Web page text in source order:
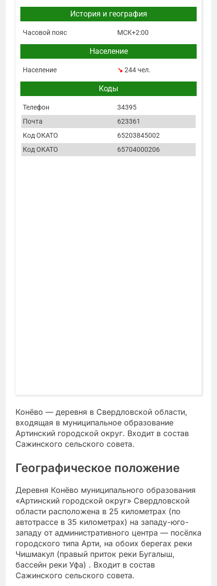
История и география
Часовой пояс МСК+2:00
Население
Население ↘ 244 чел.
Коды
Телефон
34395
Почта
623361
Код ОКАТО
65203845002
Код ОКАТО
65704000206
Конёво — деревня в Свердловской области,
входящая в муниципальное образование
Артинский городской округ. Входит в состав
Сажинского сельского совета.
Географическое положение
Деревня Конёво муниципального образования
«Артинский городской округ» Свердловской
области расположена в 25 километрах (по
автотрассе в 35 километрах) на западу-юго-
западу от административного центра — посёлка
городского типа Арти, на обоих берегах реки
Чишмакул (правый приток реки Бугалыш,
бассейн реки Уфа) . Входит в состав
Сажинского сельского совета.